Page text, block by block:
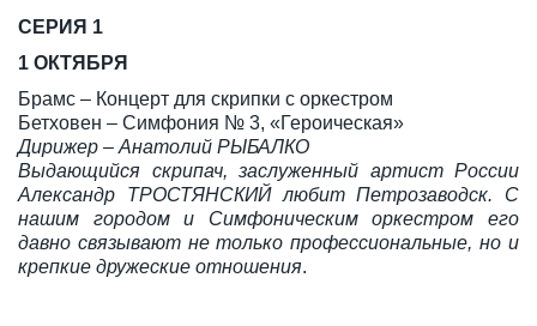
СЕРИЯ 1
1 ОКТЯБРЯ
Брамс – Концерт для скрипки с оркестром
Бетховен – Симфония № 3, «Героическая»
Дирижер – Анатолий РЫБАЛКО
Выдающийся скрипач, заслуженный артист России
Александр ТРОСТЯНСКИЙ любит Петрозаводск. С
нашим городом и Симфоническим оркестром его
давно связывают не только профессиональные, но и
крепкие дружеские отношения.